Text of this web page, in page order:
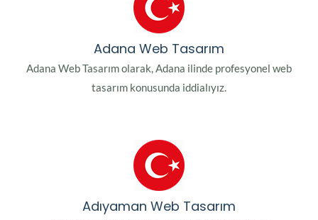
Adana Web Tasarım
Adana Web Tasarım olarak, Adana ilinde profesyonel web
tasarım konusunda iddialıyız.
Adıyaman Web Tasarım